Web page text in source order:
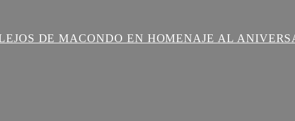
DE MACONDO EN HOMENAJE AL